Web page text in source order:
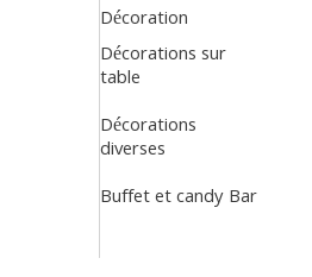
Décoration
Décorations sur
table
Décorations
diverses
Buffet et candy Bar